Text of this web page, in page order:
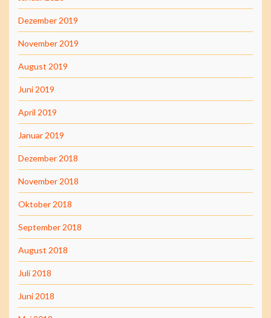
Dezember 2019
November 2019
August 2019
Juni 2019
April 2019
Januar 2019
Dezember 2018
November 2018
Oktober 2018
September 2018
August 2018
Juli 2018
Juni 2018